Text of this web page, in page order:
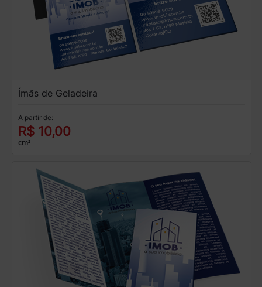
Ímãs de Geladeira
A partir de:
R$ 10,00
cm²